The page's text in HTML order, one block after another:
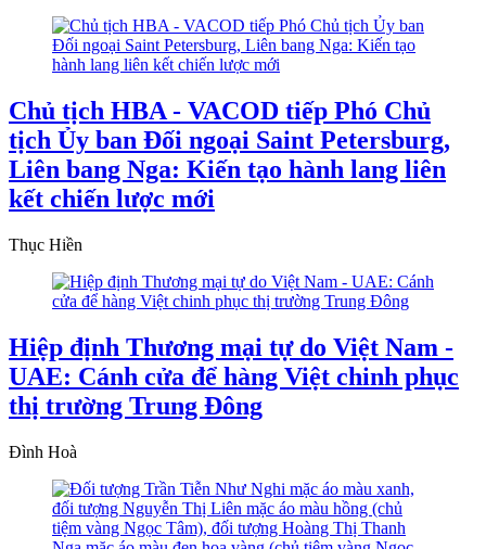
Chủ tịch HBA - VACOD tiếp Phó Chủ
tịch Ủy ban Đối ngoại Saint Petersburg,
Liên bang Nga: Kiến tạo hành lang liên
kết chiến lược mới
Thục Hiền
Hiệp định Thương mại tự do Việt Nam -
UAE: Cánh cửa để hàng Việt chinh phục
thị trường Trung Đông
Đình Hoà